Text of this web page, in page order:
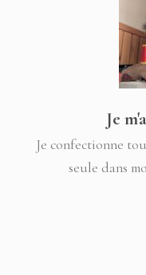
Je
Je confectionne
seule dans